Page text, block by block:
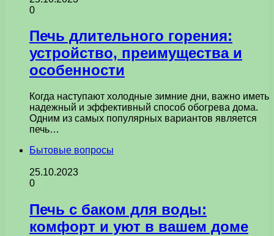
0
Печь длительного горения:
устройство, преимущества и
особенности
Когда наступают холодные зимние дни, важно иметь
надежный и эффективный способ обогрева дома.
Одним из самых популярных вариантов является
печь…
Бытовые вопросы
25.10.2023
0
Печь с баком для воды:
комфорт и уют в вашем доме